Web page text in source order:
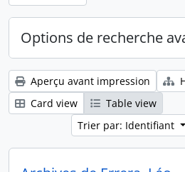
Options de recherche
Aperçu avant impression
Card view
Table view
Trier par: Identifiant